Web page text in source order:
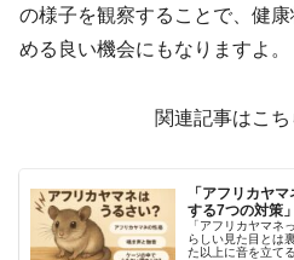
の様子を観察することで、健
める良い機会にもなりますよ。
関連記事はこち
「アフリカヤ
する7つの対策」
「アフリカヤマネ
らしい見た目とは
た以上に音を立て